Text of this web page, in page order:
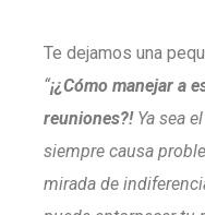
Te dejamos una
“¡¿Cómo manejar a
reuniones?!Ya sea
siempre causa
mirada de